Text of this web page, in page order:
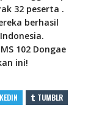
32 peserta .
berhasil
102 Dongae
ini!
TUMBLR